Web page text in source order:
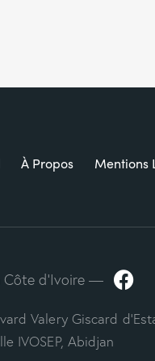
À Propos Mentions
Côte d’Ivoire —
Valery Giscard
IVOSEP, Abidjan